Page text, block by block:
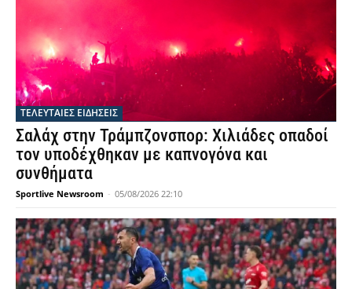
ΤΕΛΕΥΤΑΙΕΣ ΕΙΔΗΣΕΙΣ
Σαλάχ στην Τράμπζονσπορ: Χιλιάδες οπαδοί
τον υποδέχθηκαν με καπνογόνα και
συνθήματα
Sportlive Newsroom - 05/08/2026 22:10